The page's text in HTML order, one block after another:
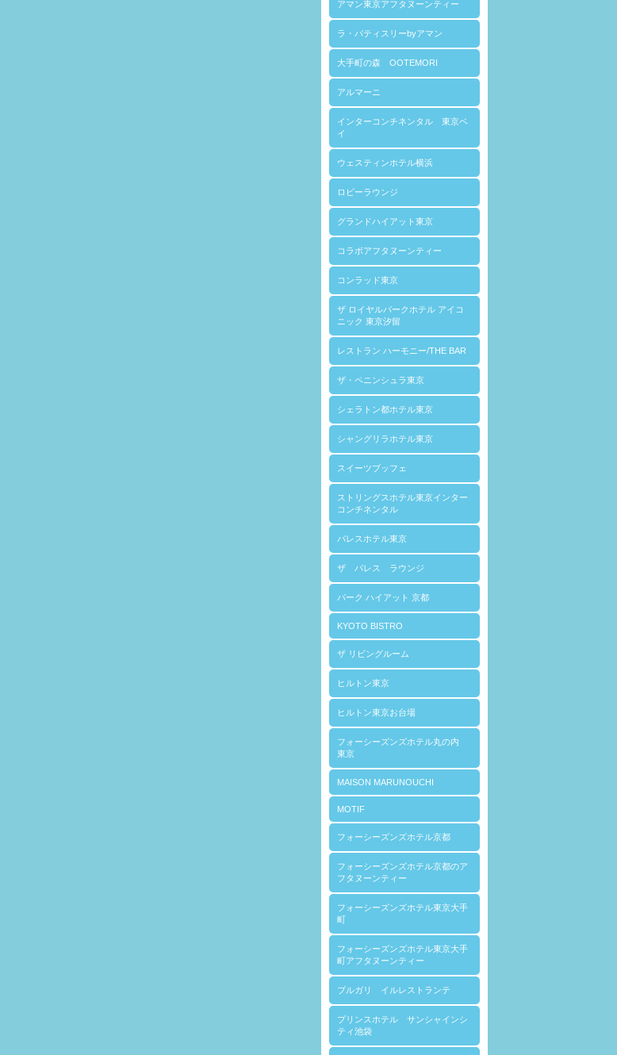
アマン東京アフタヌーンティー
ラ・パティスリーbyアマン
大手町の森 OOTEMORI
アルマーニ
インターコンチネンタル 東京ベ
イ
ウェスティンホテル横浜
ロビーラウンジ
グランドハイアット東京
コラボアフタヌーンティー
コンラッド東京
ザ ロイヤルパークホテル アイコ
ニック 東京汐留
レストラン ハーモニー/THE BAR
ザ・ペニンシュラ東京
シェラトン都ホテル東京
シャングリラホテル東京
スイーツブッフェ
ストリングスホテル東京インター
コンチネンタル
パレスホテル東京
ザ パレス ラウンジ
パーク ハイアット 京都
KYOTO BISTRO
ザ リビングルーム
ヒルトン東京
ヒルトン東京お台場
フォーシーズンズホテル丸の内
東京
MAISON MARUNOUCHI
MOTIF
フォーシーズンズホテル京都
フォーシーズンズホテル京都のア
フタヌーンティー
フォーシーズンズホテル東京大手
町
フォーシーズンズホテル東京大手
町アフタヌーンティー
ブルガリ イルレストランテ
プリンスホテル サンシャインシ
ティ池袋